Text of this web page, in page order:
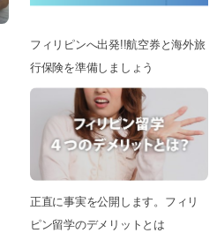
フィリピンへ出発!!航空券と海外旅
行保険を準備しましょう
正直に事実を公開します。フィリ
ピン留学のデメリットとは